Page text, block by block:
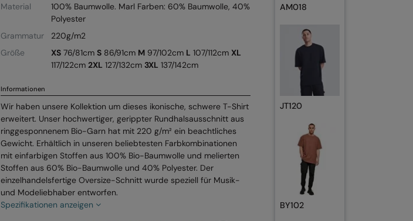
Material
100% Baumwolle. Marl Farben: 60% Baumwolle, 40%
Polyester
Grammatur
220g/m2
Größe
XS76/81cm S86/91cm M97/102cm L 107/112cm XL
117/122cm 2XL 127/132cm 3XL 137/142cm
Informationen
Wir haben unsere Kollektion um dieses ikonische, schwere T-Shirt
erweitert. Unser hochwertiger, gerippter Rundhalsausschnitt aus
ringgesponnenem Bio-Garn hat mit 220 g/m² ein beachtliches
Gewicht. Erhältlich in unseren beliebtesten Farbkombinationen
mit einfarbigen Stoffen aus 100% Bio-Baumwolle und melierten
Stoffen aus 60% Bio-Baumwolle und 40% Polyester. Der
einzelhandelsfertige Oversize-Schnitt wurde speziell für Musik-
und Modeliebhaber entworfen.
Spezifikationen anzeigen
AM018
JT120
BY102